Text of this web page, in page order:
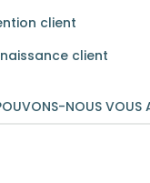
client
client
NOUS VOUS